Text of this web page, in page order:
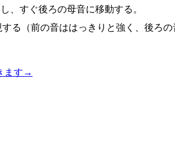
、すぐ後ろの母音に移動する。
る（前の音ははっきりと強く、後ろ
ます →